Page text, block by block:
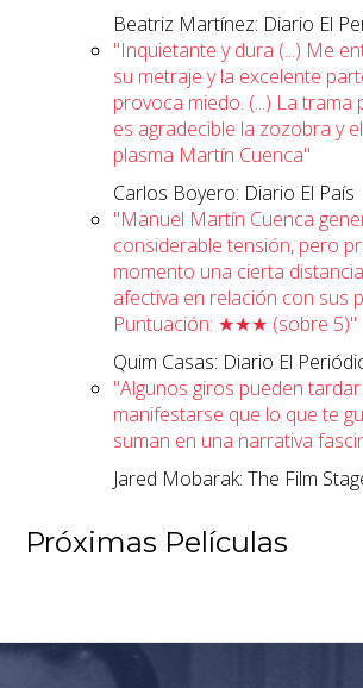
Beatriz Martínez: Diario El
"Inquietante y dura (...) Me
su metraje y la excelente
provoca miedo. (...) La trama
es agradecible la zozobra y
plasma Martín Cuenca"
Carlos Boyero: Diario El País
"Manuel Martín Cuenca
considerable tensión, pero
momento una cierta
afectiva en relación con sus
Puntuación: ★★★ (sobre 5)"
Quim Casas: Diario El
"Algunos giros pueden
manifestarse que lo que te
suman en una narrativa
Jared Mobarak: The Film
Próximas Películas